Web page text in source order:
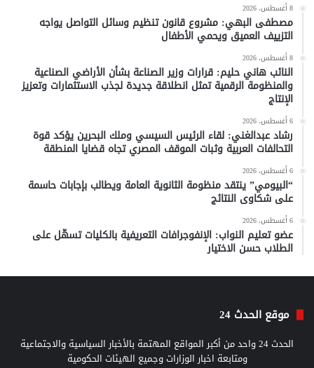
8 أغسطس، 2026
مصطفى البهي: مشروع قانون تنظيم وسائل التواصل يواجه
التزييف العميق ويحمي الأطفال
8 أغسطس، 2026
النائب هاني حليم: قرارات وزير الصناعة بشأن الأراضي الصناعية
والمنظومة الرقمية تمثل انطلاقة جديدة لجذب الاستثمارات وتعزيز
الإنتاج
6 أغسطس، 2026
رشاد عبدالغني: لقاء الرئيس السيسي وملك البحرين يؤكد قوة
التحالفات العربية وثبات الموقف المصري تجاه قضايا المنطقة
6 أغسطس، 2026
“البيومي” ينتقد منظومة الثانوية العامة ويطالب بإجابات حاسمة
على شكاوى النتائج
6 أغسطس، 2026
عضو تعليم النواب: الإنفوجرافات التعريفية بالكليات تسهّل على
الطلاب حسن الاختيار
موقع الحدث 24
الحدث 24 واحد من أكبر المواقع المهتمة بالأخبار السياسية والاجتماعية
ومتابعة اخبار الوزارات وجميع الهيئات الحكومية